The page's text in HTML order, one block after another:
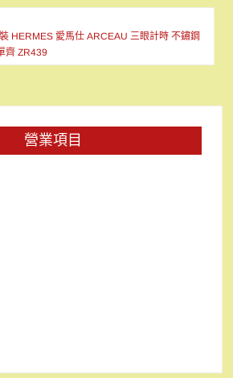
HERMES 愛馬仕 ARCEAU 三眼計時 不鏽鋼
齊 ZR439
營業項目